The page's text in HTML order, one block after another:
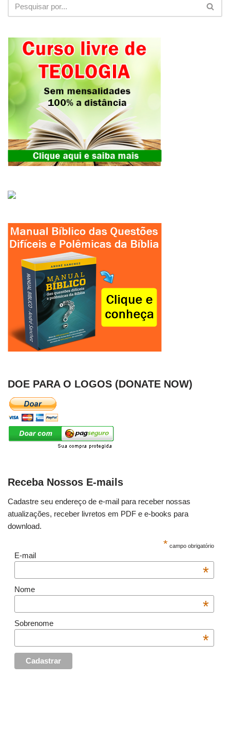
DOE PARA O LOGOS (DONATE NOW)
Receba Nossos E-mails
Cadastre seu endereço de e-mail para receber nossas
atualizações, receber livretos em PDF e e-books para
download.
* campo obrigatório
E-mail
*
Nome
*
Sobrenome
*